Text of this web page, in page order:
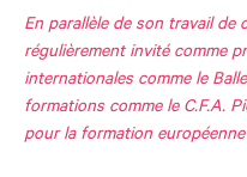
En parallèle de son travail de
régulièrement invité comme
internationales comme le
formations comme le C.F.A.
pour la formation